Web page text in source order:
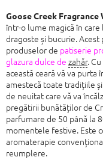
Goose Creek
într-o lume magică în
dragoste și bucurie.
produselor de patiserie
glazura dulce de zahăr.
această ceară vă va
amestecă toate tradițiile
de neuitat care vă va
pregătirii bunătăților de
parfumare de 50 până la
momentele festive. Este
aromaterapie
reumplere.